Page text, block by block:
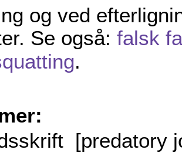
og ved
Se også: falsk
.
[predatory